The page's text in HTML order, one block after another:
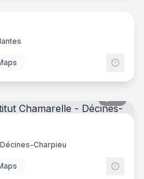
Charpieu